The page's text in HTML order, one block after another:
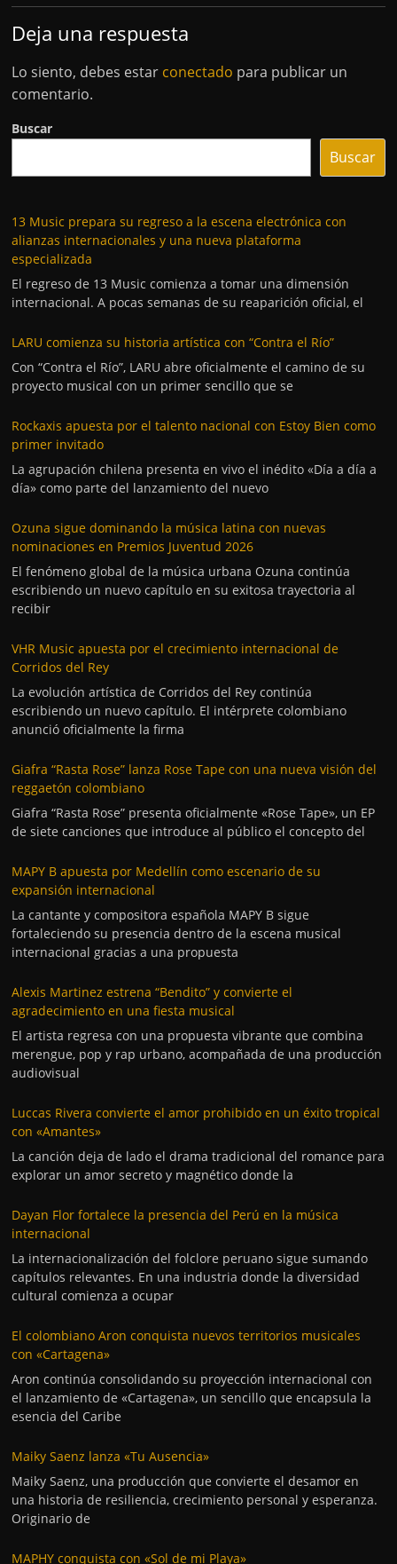
Deja una respuesta
Lo siento, debes estar conectado para publicar un
comentario.
Buscar
Buscar
13 Music prepara su regreso a la escena electrónica con
alianzas internacionales y una nueva plataforma
especializada
El regreso de 13 Music comienza a tomar una dimensión
internacional. A pocas semanas de su reaparición oficial, el
LARU comienza su historia artística con “Contra el Río”
Con “Contra el Río”, LARU abre oficialmente el camino de su
proyecto musical con un primer sencillo que se
Rockaxis apuesta por el talento nacional con Estoy Bien como
primer invitado
La agrupación chilena presenta en vivo el inédito «Día a día a
día» como parte del lanzamiento del nuevo
Ozuna sigue dominando la música latina con nuevas
nominaciones en Premios Juventud 2026
El fenómeno global de la música urbana Ozuna continúa
escribiendo un nuevo capítulo en su exitosa trayectoria al
recibir
VHR Music apuesta por el crecimiento internacional de
Corridos del Rey
La evolución artística de Corridos del Rey continúa
escribiendo un nuevo capítulo. El intérprete colombiano
anunció oficialmente la firma
Giafra “Rasta Rose” lanza Rose Tape con una nueva visión del
reggaetón colombiano
Giafra “Rasta Rose” presenta oficialmente «Rose Tape», un EP
de siete canciones que introduce al público el concepto del
MAPY B apuesta por Medellín como escenario de su
expansión internacional
La cantante y compositora española MAPY B sigue
fortaleciendo su presencia dentro de la escena musical
internacional gracias a una propuesta
Alexis Martinez estrena “Bendito” y convierte el
agradecimiento en una fiesta musical
El artista regresa con una propuesta vibrante que combina
merengue, pop y rap urbano, acompañada de una producción
audiovisual
Luccas Rivera convierte el amor prohibido en un éxito tropical
con «Amantes»
La canción deja de lado el drama tradicional del romance para
explorar un amor secreto y magnético donde la
Dayan Flor fortalece la presencia del Perú en la música
internacional
La internacionalización del folclore peruano sigue sumando
capítulos relevantes. En una industria donde la diversidad
cultural comienza a ocupar
El colombiano Aron conquista nuevos territorios musicales
con «Cartagena»
Aron continúa consolidando su proyección internacional con
el lanzamiento de «Cartagena», un sencillo que encapsula la
esencia del Caribe
Maiky Saenz lanza «Tu Ausencia»
Maiky Saenz, una producción que convierte el desamor en
una historia de resiliencia, crecimiento personal y esperanza.
Originario de
MAPHY conquista con «Sol de mi Playa»